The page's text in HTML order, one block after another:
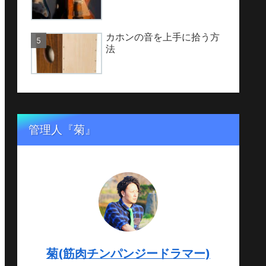
カホンの音を上手に拾う方
法
管理人『菊』
菊(筋肉チンパンジードラマー)